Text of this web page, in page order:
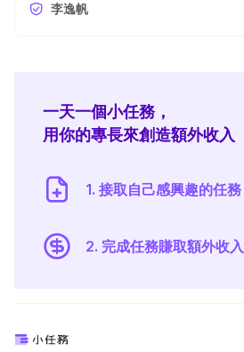
李逸帆
一天一個小任務，
用你的專長來創造額外收入
1. 接取自己感興趣的任務
2. 完成任務賺取額外收入